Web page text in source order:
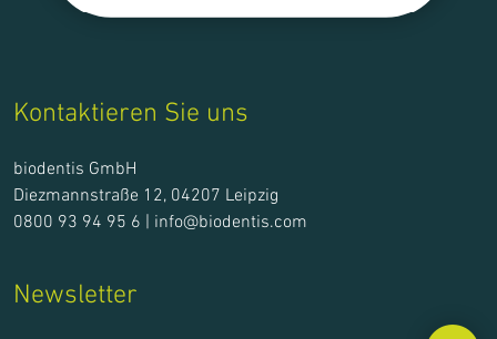
Kontaktieren Sie uns
biodentis GmbH
Diezmannstraße 12, 04207 Leipzig
0800 93 94 95 6 | info@biodentis.com
Newsletter